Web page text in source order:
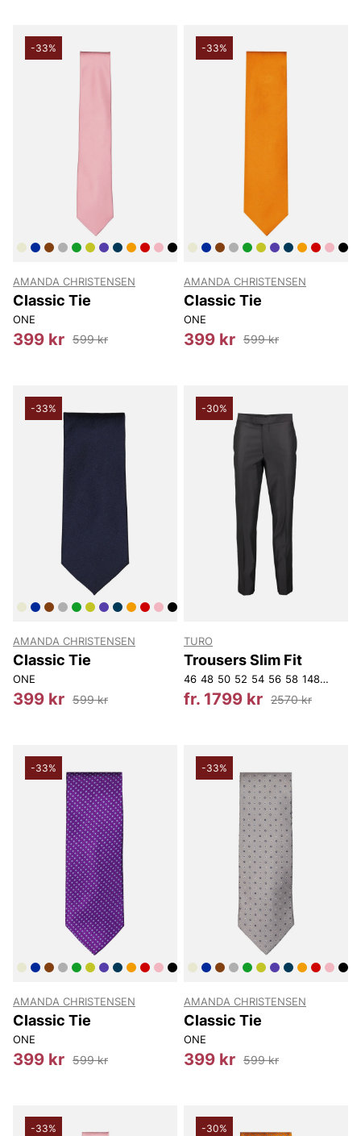
-33%
AMANDA CHRISTENSEN
Classic Tie
ONE
399 kr 599 kr
-33%
AMANDA CHRISTENSEN
Classic Tie
ONE
399 kr 599 kr
-33%
AMANDA CHRISTENSEN
Classic Tie
ONE
399 kr 599 kr
-30%
TURO
Trousers Slim Fit
46 48 50 52 54 56 58 148 150
fr. 1799 kr 2570 kr
-33%
AMANDA CHRISTENSEN
Classic Tie
ONE
399 kr 599 kr
-33%
AMANDA CHRISTENSEN
Classic Tie
ONE
399 kr 599 kr
-33% -30%